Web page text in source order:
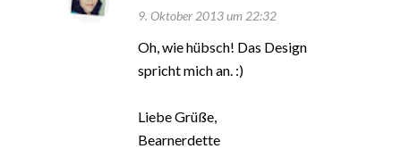
9. Oktober 2013 um 22:32
Oh, wie hübsch! Das Design
spricht mich an. :)
Liebe Grüße,
Bearnerdette